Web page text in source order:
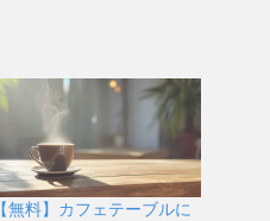
【無料】カフェテーブルに